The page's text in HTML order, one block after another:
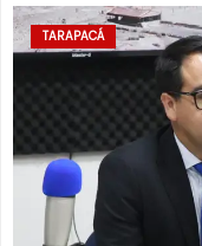
TARAPACÁ